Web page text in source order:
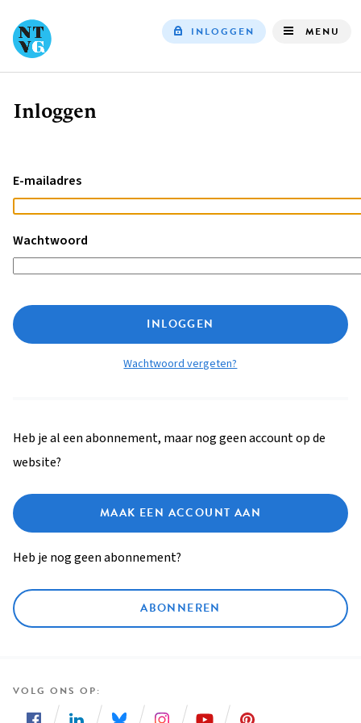
INLOGGEN MENU
Kruimelpad
Inloggen
E-mailadres
Wachtwoord
INLOGGEN
Wachtwoord vergeten?
Heb je al een abonnement, maar nog geen account op de
website?
MAAK EEN ACCOUNT AAN
Heb je nog geen abonnement?
ABONNEREN
VOLG ONS OP